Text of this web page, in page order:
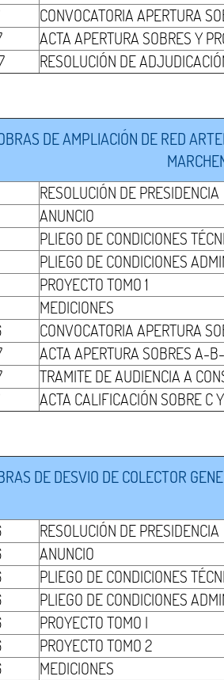
CONVOCATORIA APERTURA
ACTA APERTURA SOBRES Y
RESOLUCIÓN DE
DE AMPLIACIÓN DE RED
RESOLUCIÓN DE PRESIDENCIA
ANUNCIO
PLIEGO DE CONDICIONES
PLIEGO DE CONDICIONES
PROYECTO TOMO 1
MEDICIONES
CONVOCATORIA APERTURA
ACTA APERTURA SOBRES A-
TRAMITE DE AUDIENCIA A
ACTA CALIFICACIÓN SOBRE C
DE DESVIO DE COLECTOR
RESOLUCIÓN DE PRESIDENCIA
ANUNCIO
PLIEGO DE CONDICIONES
PLIEGO DE CONDICIONES
PROYECTO TOMO I
PROYECTO TOMO 2
MEDICIONES